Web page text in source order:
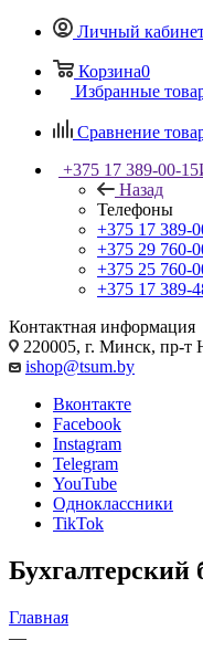
Личный
Корзина0
Избранные
Сравнение
+375 17 389-00-15
Назад
Телефоны
+375 17 389-
+375 29 760-
+375 25 760-
+375 17 389-
Контактная информация
220005, г. Минск, пр-т
ishop@tsum.by
Вконтакте
Facebook
Instagram
Telegram
YouTube
Одноклассники
TikTok
Бухгалтерский
Главная
—